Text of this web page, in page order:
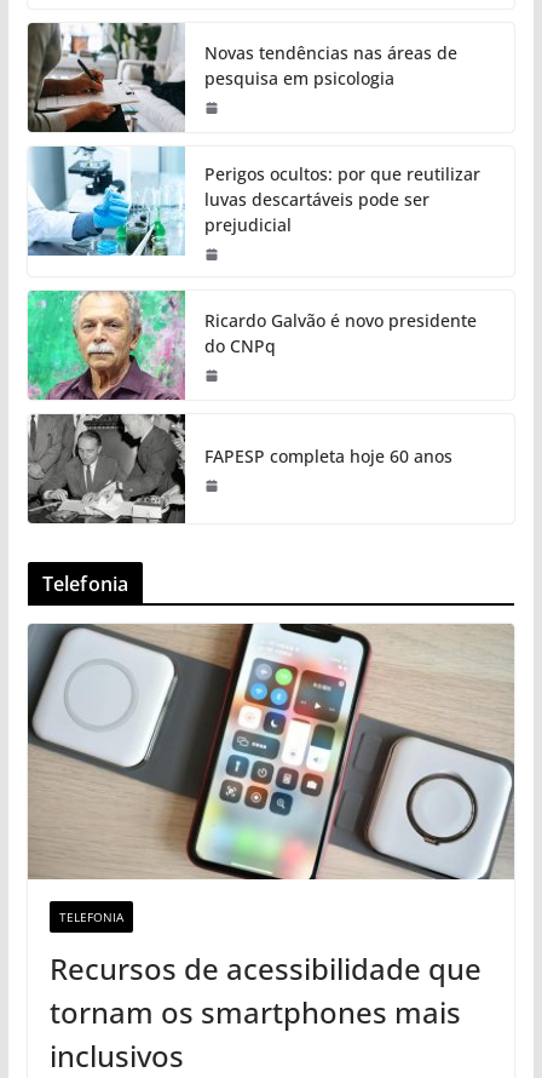
Novas tendências nas áreas de
pesquisa em psicologia
Perigos ocultos: por que reutilizar
luvas descartáveis pode ser
prejudicial
Ricardo Galvão é novo presidente
do CNPq
FAPESP completa hoje 60 anos
Telefonia
TELEFONIA
Recursos de acessibilidade que
tornam os smartphones mais
inclusivos